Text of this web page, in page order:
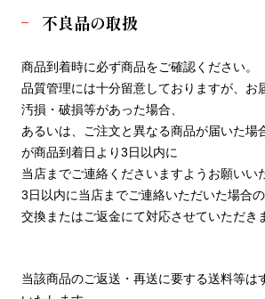
不良品の取扱
商品到着時に必ず商品をご確認ください。
品質管理には十分留意しておりますが、お
汚損・破損等があった場合、
あるいは、ご注文と異なる商品が届いた場
が商品到着日より3日以内に
当店までご連絡くださいますようお願いい
3日以内に当店までご連絡いただいた場合
交換またはご返金にて対応させていただき
当該商品のご返送・再送に要する送料等は